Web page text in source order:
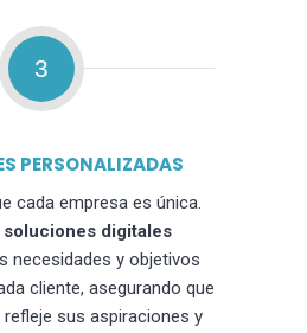
3
PERSONALIZADAS
cada empresa es única.
soluciones digitales
necesidades y objetivos
cliente, asegurando que
sus aspiraciones y